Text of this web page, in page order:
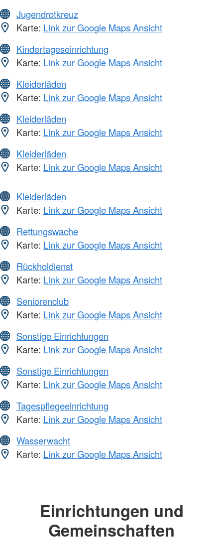
Jugendrotkreuz
Karte: Link zur Google Maps Ansicht
Kindertageseinrichtung
Karte: Link zur Google Maps Ansicht
Kleiderläden
Karte: Link zur Google Maps Ansicht
Kleiderläden
Karte: Link zur Google Maps Ansicht
Kleiderläden
Karte: Link zur Google Maps Ansicht
Kleiderläden
Karte: Link zur Google Maps Ansicht
Rettungswache
Karte: Link zur Google Maps Ansicht
Rückholdienst
Karte: Link zur Google Maps Ansicht
Seniorenclub
Karte: Link zur Google Maps Ansicht
Sonstige Einrichtungen
Karte: Link zur Google Maps Ansicht
Sonstige Einrichtungen
Karte: Link zur Google Maps Ansicht
Tagespflegeeinrichtung
Karte: Link zur Google Maps Ansicht
Wasserwacht
Karte: Link zur Google Maps Ansicht
Einrichtungen und
Gemeinschaften